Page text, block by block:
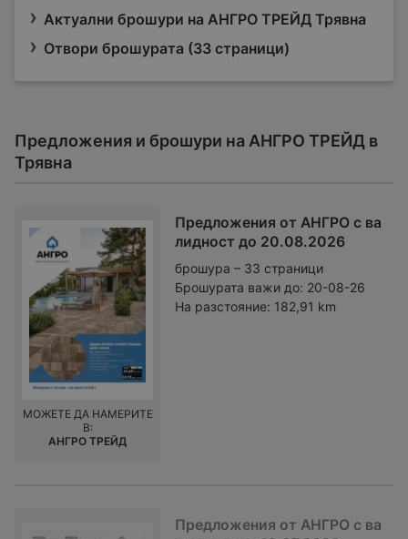
Актуални брошури на АНГРО ТРЕЙД Трявна
Отвори брошурата (33 страници)
Предложения и брошури на АНГРО ТРЕЙД в
Трявна
Предложения от АНГРО с ва
лидност до 20.08.2026
брошура – 33 страници
Брошурата важи до: 20-08-26
На разстояние: 182,91 km
МОЖЕТЕ ДА НАМЕРИТЕ
В:
АНГРО ТРЕЙД
Предложения от АНГРО с ва